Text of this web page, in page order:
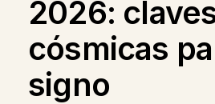
2026:
cósmicas
signo